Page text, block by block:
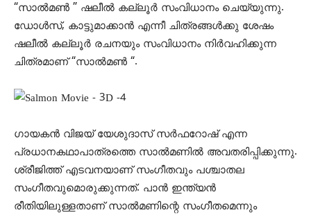
“സാല്‍മണ്‍ ” ഷലീല്‍ കല്ലൂര്‍ സംവിധാനം ചെയ്യുന്നു.
ഡോള്‍സ്, കാട്ടുമാക്കാന്‍ എന്നീ ചിത്രങ്ങള്‍ക്കു ശേഷം
ഷലീല്‍ കല്ലൂര്‍ രചനയും സംവിധാനം നിര്‍വഹിക്കുന്ന
ചിത്രമാണ് “സാല്‍മണ്‍ “.
ഗായകന്‍ വിജയ് യേശുദാസ് സര്‍ഫറോഷ് എന്ന
പ്രധാനകഥാപാത്രത്തെ സാല്‍മണില്‍ അവതരിപ്പിക്കുന്നു.
ശ്രീജിത്ത് എടവനയാണ് സംഗീതവും പശ്ചാതല
സംഗീതവുമൊരുക്കുന്നത്. പാന്‍ ഇന്ത്യന്‍
രീതിയിലുള്ളതാണ് സാല്‍മണിന്റെ സംഗീതമെന്നും